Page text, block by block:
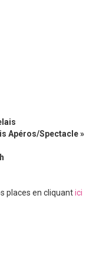
Apéros/Spectacle »
places en cliquantici